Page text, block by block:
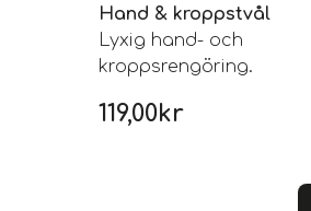
Hand & kroppstvål
Lyxig hand- och
kroppsrengöring.
119,00kr